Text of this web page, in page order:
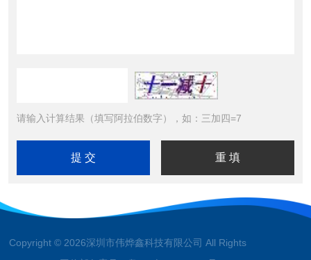
请输入计算结果（填写阿拉伯数字），如：三加四=7
Copyright © 2026深圳市伟烨鑫科技有限公司 All Rights